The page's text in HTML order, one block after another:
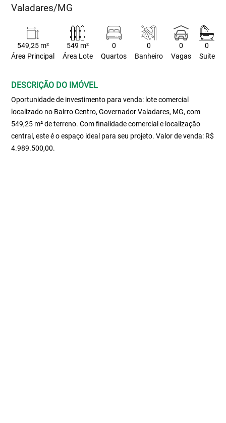
Valadares/MG
549,25 m²
Área Principal
549 m²
Área Lote
0
Quartos
0
Banheiro
0
Vagas
0
Suite
DESCRIÇÃO DO IMÓVEL
Oportunidade de investimento para venda: lote comercial
localizado no Bairro Centro, Governador Valadares, MG, com
549,25 m² de terreno. Com finalidade comercial e localização
central, este é o espaço ideal para seu projeto. Valor de venda: R$
4.989.500,00.